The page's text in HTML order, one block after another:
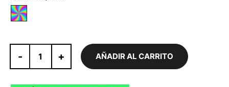
Varios
- + AÑADIR AL CARRITO